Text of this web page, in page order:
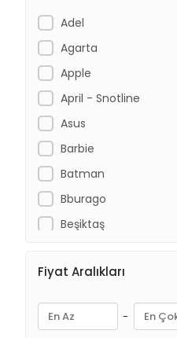
Adel
Agarta
Apple
April - Snotline
Asus
Barbie
Batman
Bburago
Beşiktaş
Bubu
Buz Bee Toys
By Yıldız
Fiyat Aralıkları
-